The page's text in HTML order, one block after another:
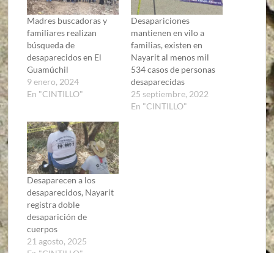
Madres buscadoras y
familiares realizan
búsqueda de
desaparecidos en El
Guamúchil
9 enero, 2024
En "CINTILLO"
Desapariciones
mantienen en vilo a
familias, existen en
Nayarit al menos mil
534 casos de personas
desaparecidas
25 septiembre, 2022
En "CINTILLO"
Desaparecen a los
desaparecidos, Nayarit
registra doble
desaparición de
cuerpos
21 agosto, 2025